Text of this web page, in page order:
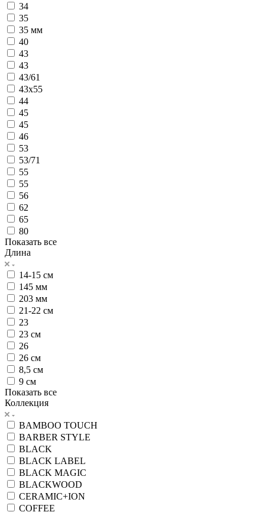
34
35
35 мм
40
43
43
43/61
43х55
44
45
45
46
53
53/71
55
55
56
62
65
80
Показать все
Длина
14-15 см
145 мм
203 мм
21-22 см
23
23 см
26
26 см
8,5 см
9 см
Показать все
Коллекция
BAMBOO TOUCH
BARBER STYLE
BLACK
BLACK LABEL
BLACK MAGIC
BLACKWOOD
CERAMIC+ION
COFFEE